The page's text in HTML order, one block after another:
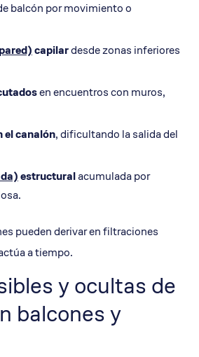
balcón por movimiento o
capilardesde zonas inferiores
en encuentros con muros,
el canalón, dificultando la salida del
estructuralacumulada por
pueden derivar en filtraciones
a tiempo.
y ocultas de
balcones y